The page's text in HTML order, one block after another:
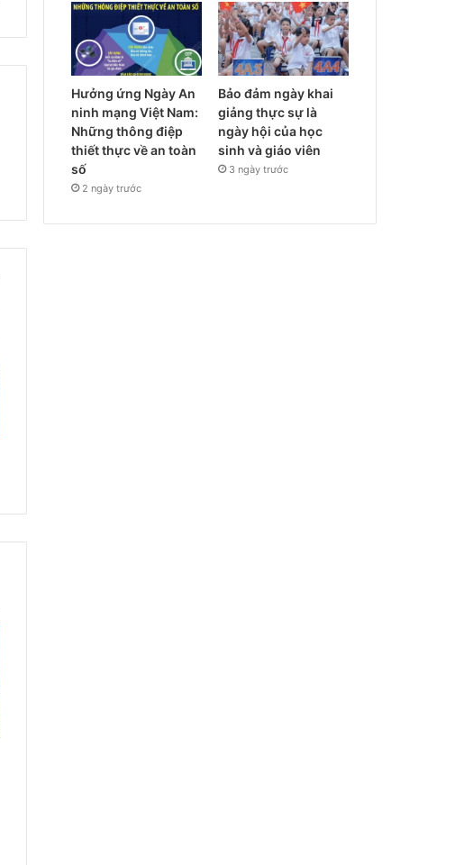
Hưởng ứng Ngày An
ninh mạng Việt Nam:
Những thông điệp
thiết thực về an toàn
số
2 ngày trước
Bảo đảm ngày khai
giảng thực sự là
ngày hội của học
sinh và giáo viên
3 ngày trước